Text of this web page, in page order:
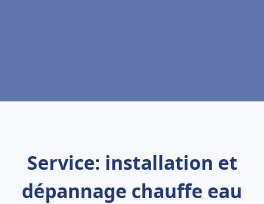
Service: installation et
dépannage chauffe eau